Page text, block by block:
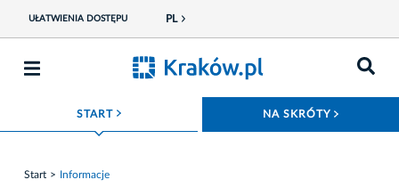
UŁATWIENIA DOSTĘPU PL
START ROZWIŃ MENU NA SKRÓTY
Start Informacje